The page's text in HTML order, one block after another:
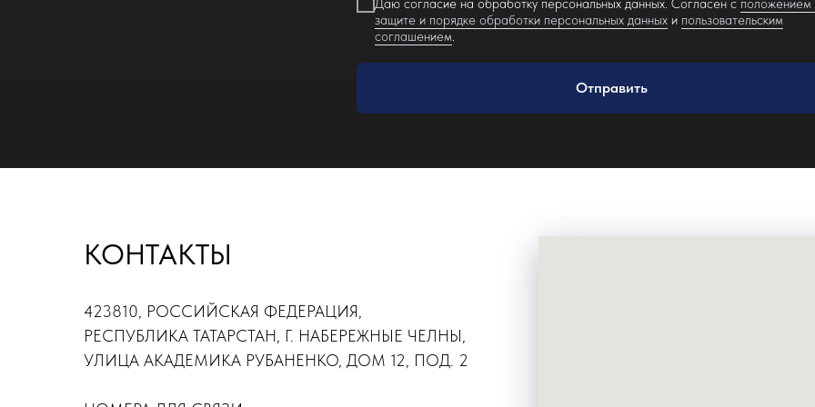
Даю согласие на обработку персональных данных. Согласен с положением
защите и порядке обработки персональных данных и пользовательским
соглашением.
Отправить
КОНТАКТЫ
423810, РОССИЙСКАЯ ФЕДЕРАЦИЯ,
РЕСПУБЛИКА ТАТАРСТАН, Г. НАБЕРЕЖНЫЕ ЧЕЛНЫ,
УЛИЦА АКАДЕМИКА РУБАНЕНКО, ДОМ 12, ПОД. 2